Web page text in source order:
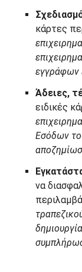
κάρτες
εγγράφων
Άδειες,
ειδικές
Εσόδων
να